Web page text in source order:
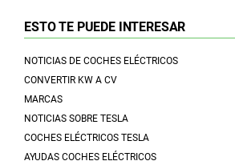
ESTO TE PUEDE INTERESAR
NOTICIAS DE COCHES ELÉCTRICOS
CONVERTIR KW A CV
MARCAS
NOTICIAS SOBRE TESLA
COCHES ELÉCTRICOS TESLA
AYUDAS COCHES ELÉCTRICOS